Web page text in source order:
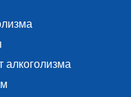
алкоголизма